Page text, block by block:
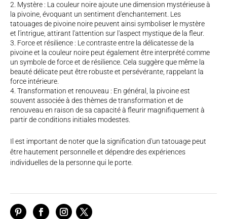
Mystère : La couleur noire ajoute une dimension mystérieuse à
la pivoine, évoquant un sentiment d'enchantement. Les
tatouages de pivoine noire peuvent ainsi symboliser le mystère
et l'intrigue, attirant l'attention sur l'aspect mystique de la fleur.
Force et résilience : Le contraste entre la délicatesse de la
pivoine et la couleur noire peut également être interprété comme
un symbole de force et de résilience. Cela suggère que même la
beauté délicate peut être robuste et persévérante, rappelant la
force intérieure.
Transformation et renouveau : En général, la pivoine est
souvent associée à des thèmes de transformation et de
renouveau en raison de sa capacité à fleurir magnifiquement à
partir de conditions initiales modestes.
Il est important de noter que la signification d'un tatouage peut
être hautement personnelle et dépendre des expériences
individuelles de la personne qui le porte.